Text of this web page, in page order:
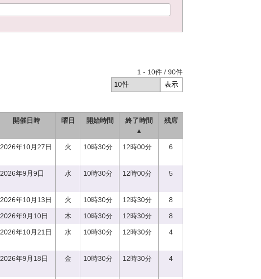
1 - 10件 / 90件
開催日時 曜日 開始時間
終了時間
▲
残席
2026年10月27日 火 10時30分 12時00分 6
2026年9月9日 水 10時30分 12時00分 5
2026年10月13日 火 10時30分 12時30分 8
2026年9月10日 木 10時30分 12時30分 8
2026年10月21日 水 10時30分 12時30分 4
2026年9月18日 金 10時30分 12時30分 4